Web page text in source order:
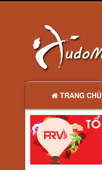
TRANG CHỦ